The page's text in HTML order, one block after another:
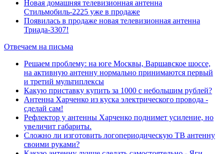
Новая домашняя телевизионная антенна
Стильмобиль-2225 уже в продаже
Появилась в продаже новая телевизионная антенна
Триада-3307!
Отвечаем на письма
Решаем проблему: на юге Москвы, Варшавское шоссе,
на активную антенну нормально принимаются первый
и третий мультиплексы
Какую приставку купить за 1000 с небольшим рублей?
Антенна Харченко из куска электрического провода -
сделай сам!
Рефлектор у антенны Харченко поднимет усиление, но
увеличит габариты.
Сложно ли изготовить логопериодическую ТВ антенну
своими руками?